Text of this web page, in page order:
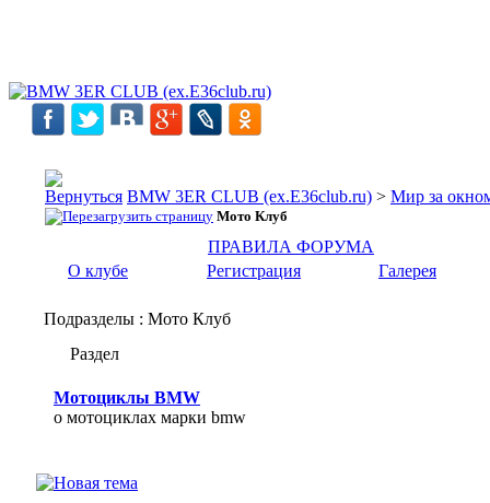
BMW 3ER CLUB (ex.E36club.ru) > Мир за
Мото Клуб
ПРАВИЛА ФОРУМА
О клубе
Регистрация Галерея
Подразделы : Мото Клуб
Раздел
Мотоциклы BMW
о мотоциклах марки bmw